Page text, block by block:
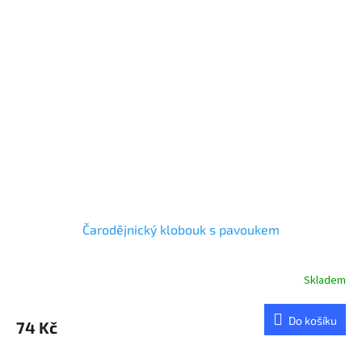
Čarodějnický klobouk s pavoukem
Skladem
74 Kč Do košíku